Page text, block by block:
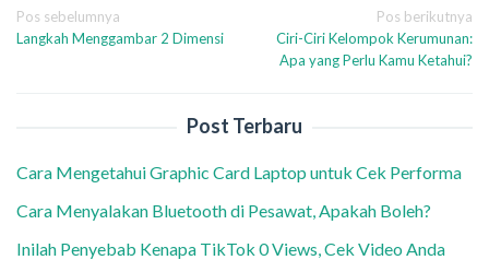
Navigasi
pos
Pos sebelumnya
Langkah Menggambar 2 Dimensi
Pos berikutnya
Ciri-Ciri Kelompok Kerumunan:
Apa yang Perlu Kamu Ketahui?
Post Terbaru
Cara Mengetahui Graphic Card Laptop untuk Cek Performa
Cara Menyalakan Bluetooth di Pesawat, Apakah Boleh?
Inilah Penyebab Kenapa TikTok 0 Views, Cek Video Anda